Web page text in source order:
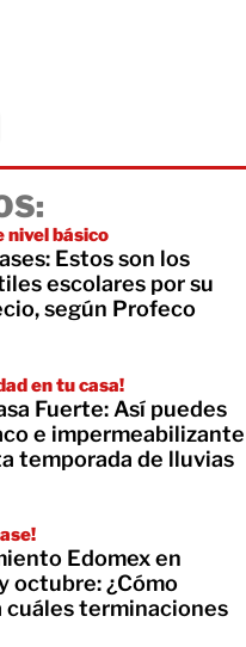
nivel básico
Estos son los
escolares por su
según Profeco
en tu casa!
Fuerte: Así puedes
e impermeabilizante
temporada de lluvias
Edomex en
octubre: ¿Cómo
cuáles terminaciones